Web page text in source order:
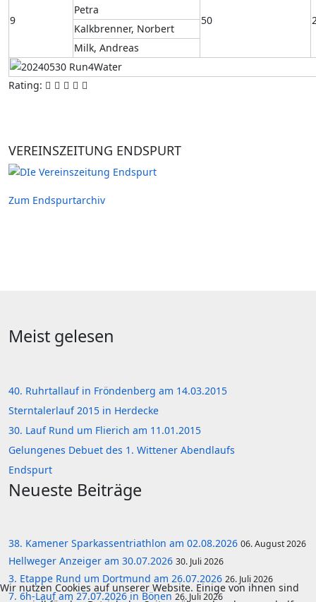
9
Petra
50
Kalkbrenner, Norbert
Milk, Andreas
Rating:
VEREINSZEITUNG ENDSPURT
Zum Endspurtarchiv
Meist gelesen
40. Ruhrtallauf in Fröndenberg am 14.03.2015
Sterntalerlauf 2015 in Herdecke
30. Lauf Rund um Flierich am 11.01.2015
Gelungenes Debuet des 1. Wittener Abendlaufs
Endspurt
Neueste Beiträge
38. Kamener Sparkassentriathlon am 02.08.2026 06. August 2026
Hellweger Anzeiger am 30.07.2026 30. Juli 2026
3. Etappe Rund um Dortmund am 26.07.2026 26. Juli 2026
7. 6h-Lauf am 27.07.2026 in Bönen 26. Juli 2026
Wir nutzen Cookies auf unserer Website. Einige von ihnen sind